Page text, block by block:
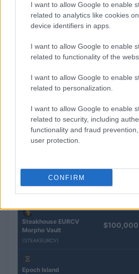
I want to allow Google to enable
related to analytics like cookies
device identifiers in apps.
I want to allow Google to enable
related to functionality of the
I want to allow Google to enable
related to personalization.
I want to allow Google to enable
related to security, including
functionality and fraud
user protection.
CONFIRM
Petrolio in calo: Brent a 91,82$, ribassi
Eureka Bridged PAX
Kinza Babylon Staked
(KBTC)
Steakhouse EURCV
Morpho Vault
(STEAKEURCV)
Epoch Island